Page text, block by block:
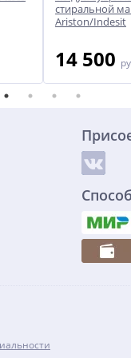
стиральной
Ariston/Indesit
14 500